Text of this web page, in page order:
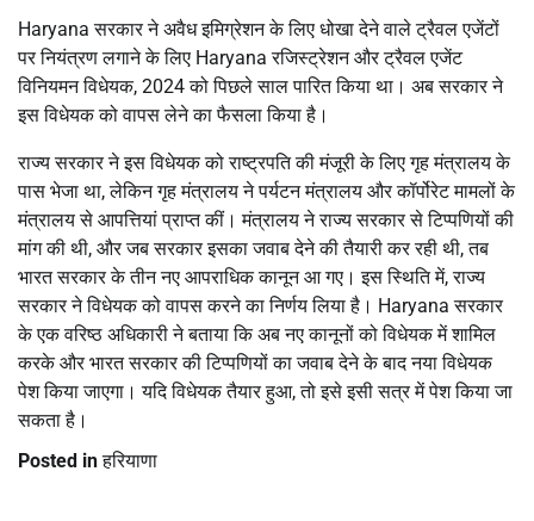
Haryana सरकार ने अवैध इमिग्रेशन के लिए धोखा देने वाले ट्रैवल एजेंटों
पर नियंत्रण लगाने के लिए Haryana रजिस्ट्रेशन और ट्रैवल एजेंट
विनियमन विधेयक, 2024 को पिछले साल पारित किया था। अब सरकार ने
इस विधेयक को वापस लेने का फैसला किया है।
राज्य सरकार ने इस विधेयक को राष्ट्रपति की मंजूरी के लिए गृह मंत्रालय के
पास भेजा था, लेकिन गृह मंत्रालय ने पर्यटन मंत्रालय और कॉर्पोरेट मामलों के
मंत्रालय से आपत्तियां प्राप्त कीं। मंत्रालय ने राज्य सरकार से टिप्पणियों की
मांग की थी, और जब सरकार इसका जवाब देने की तैयारी कर रही थी, तब
भारत सरकार के तीन नए आपराधिक कानून आ गए। इस स्थिति में, राज्य
सरकार ने विधेयक को वापस करने का निर्णय लिया है। Haryana सरकार
के एक वरिष्ठ अधिकारी ने बताया कि अब नए कानूनों को विधेयक में शामिल
करके और भारत सरकार की टिप्पणियों का जवाब देने के बाद नया विधेयक
पेश किया जाएगा। यदि विधेयक तैयार हुआ, तो इसे इसी सत्र में पेश किया जा
सकता है।
Posted inहरियाणा